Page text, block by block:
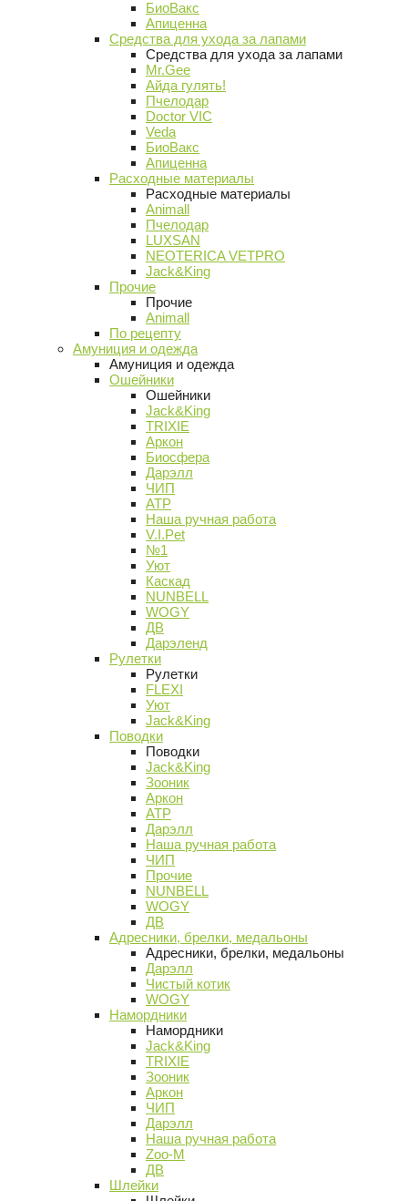
БиоВакс
Апиценна
Средства для ухода за лапами
Средства для ухода за лапами
Mr.Gee
Айда гулять!
Пчелодар
Doctor VIC
Veda
БиоВакс
Апиценна
Расходные материалы
Расходные материалы
Animall
Пчелодар
LUXSAN
NEOTERICA VETPRO
Jack&King
Прочие
Прочие
Animall
По рецепту
Амуниция и одежда
Амуниция и одежда
Ошейники
Ошейники
Jack&King
TRIXIE
Аркон
Биосфера
Дарэлл
ЧИП
АТР
Наша ручная работа
V.I.Pet
№1
Уют
Каскад
NUNBELL
WOGY
ДВ
Дарэленд
Рулетки
Рулетки
FLEXI
Уют
Jack&King
Поводки
Поводки
Jack&King
Зооник
Аркон
АТР
Дарэлл
Наша ручная работа
ЧИП
Прочие
NUNBELL
WOGY
ДВ
Адресники, брелки, медальоны
Адресники, брелки, медальоны
Дарэлл
Чистый котик
WOGY
Намордники
Намордники
Jack&King
TRIXIE
Зооник
Аркон
ЧИП
Дарэлл
Наша ручная работа
Zoo-M
ДВ
Шлейки